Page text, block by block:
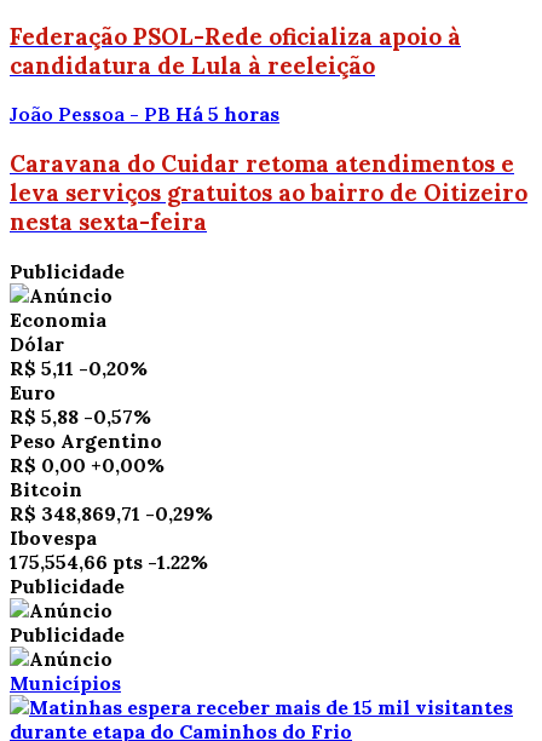
Federação PSOL-Rede oficializa apoio à
candidatura de Lula à reeleição
João Pessoa - PB Há 5 horas
Caravana do Cuidar retoma atendimentos e
leva serviços gratuitos ao bairro de Oitizeiro
nesta sexta-feira
Publicidade
Economia
Dólar
R$ 5,11 -0,20%
Euro
R$ 5,88 -0,57%
Peso Argentino
R$ 0,00 +0,00%
Bitcoin
R$ 348,869,71 -0,29%
Ibovespa
175,554,66 pts -1.22%
Publicidade
Publicidade
Municípios